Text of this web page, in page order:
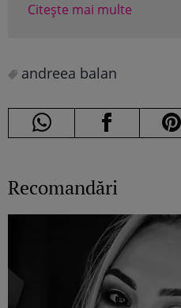
Citește mai multe
andreea balan
Recomandări